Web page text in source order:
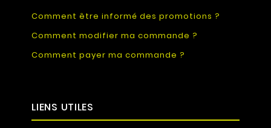
Comment être informé des promotions ?
Comment modifier ma commande ?
Comment payer ma commande ?
LIENS UTILES